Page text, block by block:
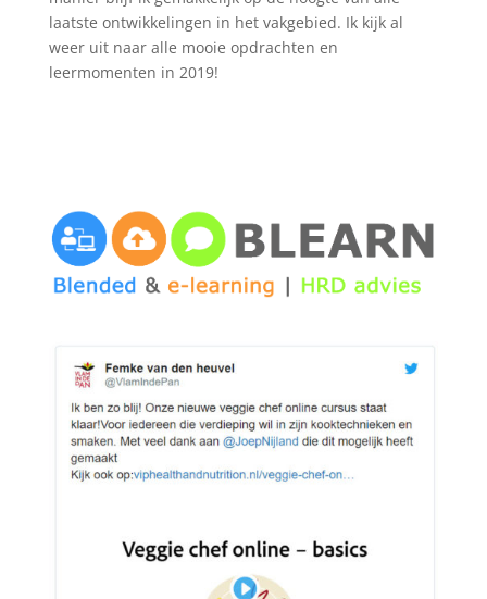
laatste ontwikkelingen in het vakgebied. Ik kijk al
weer uit naar alle mooie opdrachten en
leermomenten in 2019!